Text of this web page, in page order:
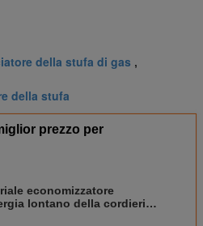
della stufa di gas ,
della stufa
prezzo per
economizzatore
lontano della cordierite